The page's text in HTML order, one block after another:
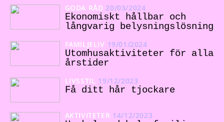
GODA RÅD 20/03/2024
Ekonomiskt hållbar och
långvarig belysningslösning
FAMILJELIV 19/01/2024
Utomhusaktiviteter för alla
årstider
LIVSSTIL 19/12/2023
Få ditt hår tjockare
AKTIVITETER 14/12/2023